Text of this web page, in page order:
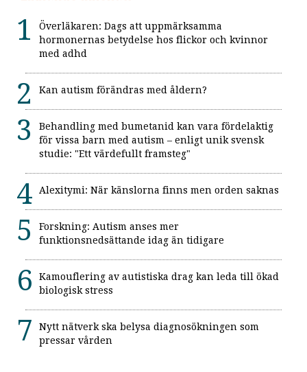
Överläkaren: Dags att uppmärksamma
hormonernas betydelse hos flickor och kvinnor
med adhd
Kan autism förändras med åldern?
Behandling med bumetanid kan vara fördelaktig
för vissa barn med autism – enligt unik svensk
studie: "Ett värdefullt framsteg"
Alexitymi: När känslorna finns men orden saknas
Forskning: Autism anses mer
funktionsnedsättande idag än tidigare
Kamouflering av autistiska drag kan leda till ökad
biologisk stress
Nytt nätverk ska belysa diagnosökningen som
pressar vården